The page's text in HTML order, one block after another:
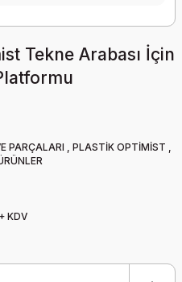
Tekne Arabası İçin
PARÇALARI , PLASTİK OPTİMİST ,
KDV